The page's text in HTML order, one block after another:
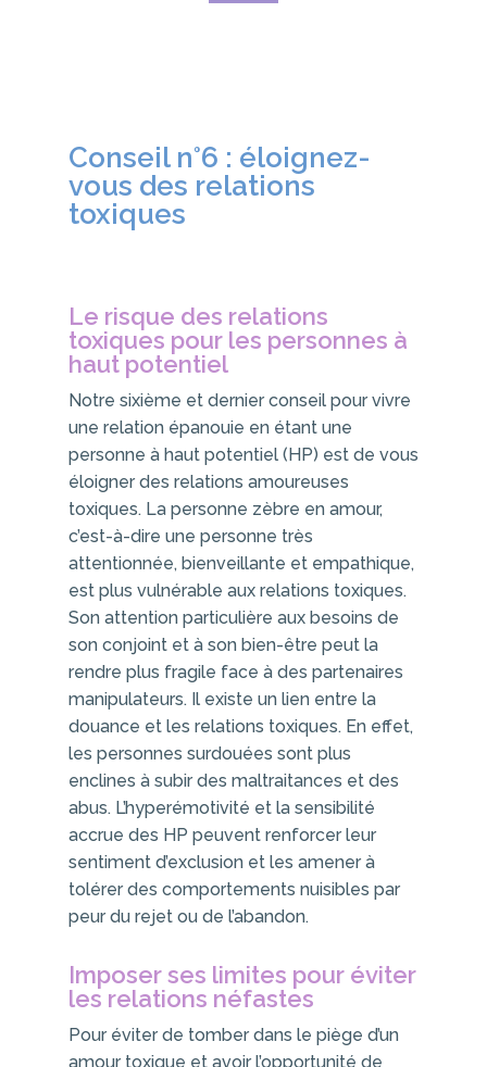
Conseil n°6 : éloignez-
vous des relations
toxiques
Le risque des relations
toxiques pour les personnes à
haut potentiel
Notre sixième et dernier conseil pour vivre
une relation épanouie en étant une
personne à haut potentiel (HP) est de vous
éloigner des relations amoureuses
toxiques. La personne zèbre en amour,
c’est-à-dire une personne très
attentionnée, bienveillante et empathique,
est plus vulnérable aux relations toxiques.
Son attention particulière aux besoins de
son conjoint et à son bien-être peut la
rendre plus fragile face à des partenaires
manipulateurs. Il existe un lien entre la
douance et les relations toxiques. En effet,
les personnes surdouées sont plus
enclines à subir des maltraitances et des
abus. L’hyperémotivité et la sensibilité
accrue des HP peuvent renforcer leur
sentiment d’exclusion et les amener à
tolérer des comportements nuisibles par
peur du rejet ou de l’abandon.
Imposer ses limites pour éviter
les relations néfastes
Pour éviter de tomber dans le piège d’un
amour toxique et avoir l’opportunité de